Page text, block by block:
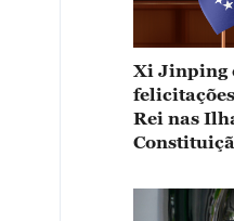
Xi Jinping
Rei nas